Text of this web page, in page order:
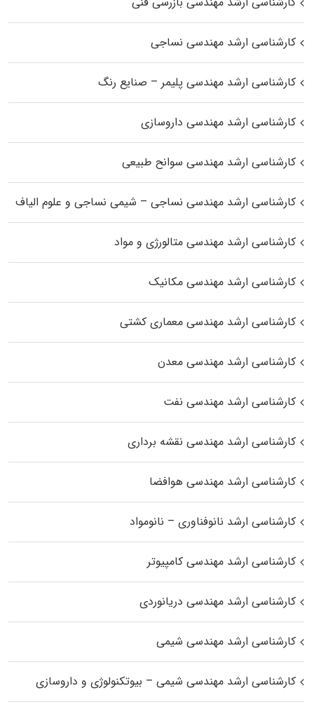
کارشناسی ارشد مهندسی نساجی
کارشناسی ارشد مهندسی پلیمر – صنایع رنگ
کارشناسی ارشد مهندسی داروسازی
کارشناسی ارشد مهندسی سوانح طبیعی
کارشناسی ارشد مهندسی نساجی – شیمی نساجی و علوم الیاف
کارشناسی ارشد مهندسی متالورژی و مواد
کارشناسی ارشد مهندسی مکانیک
کارشناسی ارشد مهندسی معماری کشتی
کارشناسی ارشد مهندسی معدن
کارشناسی ارشد مهندسی نفت
کارشناسی ارشد مهندسی نقشه برداری
کارشناسی ارشد مهندسی هوافضا
کارشناسی ارشد نانوفناوری – نانومواد
کارشناسی ارشد مهندسی کامپیوتر
کارشناسی ارشد مهندسی دریانوردی
کارشناسی ارشد مهندسی شیمی
کارشناسی ارشد مهندسی شیمی – بیوتکنولوژی و داروسازی